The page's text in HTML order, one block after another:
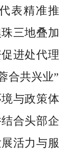
表精准推
三地叠加
进处代理
合共兴业”
与政策体
合头部企
活力与服